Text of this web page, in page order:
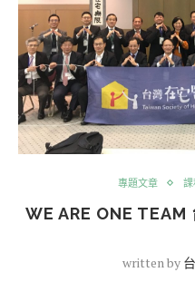
專題文章
WE ARE ONE TEAM
written by